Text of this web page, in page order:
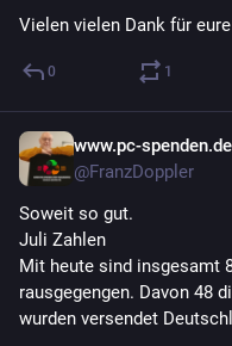
Vielen vielen Dank für eure
0 1
www.pc-spenden.de
@FranzDoppler
Soweit so gut.
Juli Zahlen
Mit heute sind insgesamt
rausgegengen. Davon 48
wurden versendet